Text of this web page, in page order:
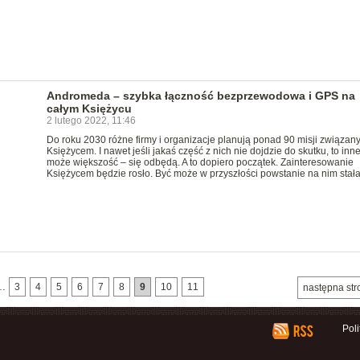
Andromeda – szybka łączność bezprzewodowa i GPS na
całym Księżycu
2 lutego 2022, 11:46
Do roku 2030 różne firmy i organizacje planują ponad 90 misji
Księżycem. I nawet jeśli jakaś część z nich nie dojdzie do skutku, to
może większość – się odbędą. A to dopiero początek. Zainteresowanie
Księżycem będzie rosło. Być może w przyszłości powstanie na nim
następna
3 4 5 6 7 8 9 10 11